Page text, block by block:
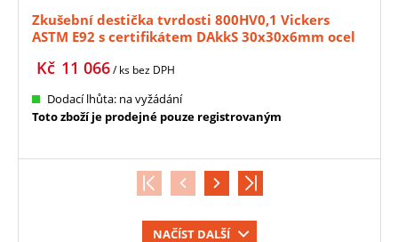
Zkušební destička tvrdosti 800HV0,1 Vickers
ASTM E92 s certifikátem DAkkS 30x30x6mm ocel
11 066
Kč / ks bez DPH
Dodací lhůta: na vyžádání
Toto zboží je prodejné pouze registrovaným
NAČÍST DALŠÍ